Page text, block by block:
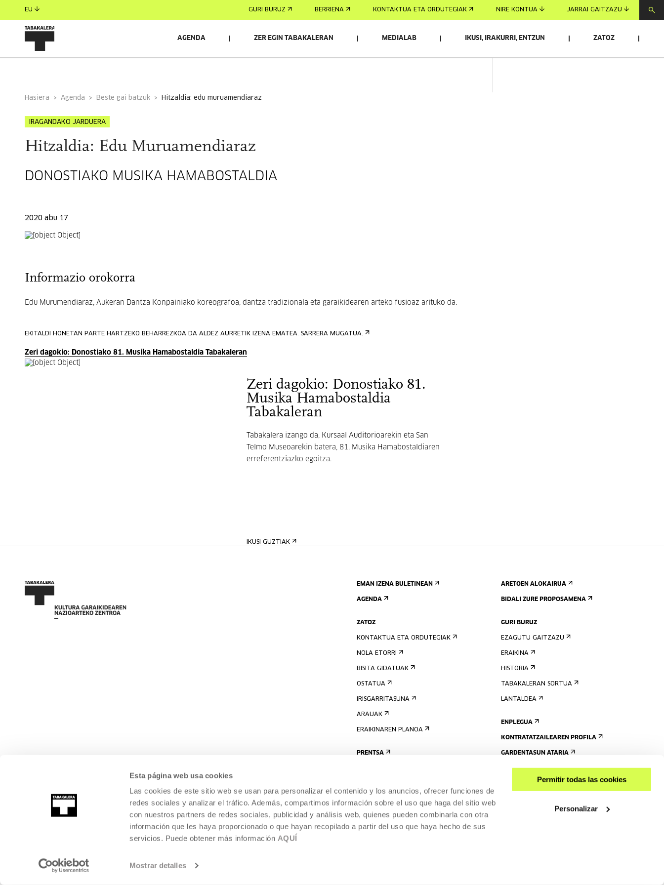
Esta página web usa cookies
Las cookies de este sitio web se usan para personalizar el contenido y los anuncios, ofrecer funciones de
redes sociales y analizar el tráfico. Además, compartimos información sobre el uso que haga del sitio web
con nuestros partners de redes sociales, publicidad y análisis web, quienes pueden combinarla con otra
información que les haya proporcionado o que hayan recopilado a partir del uso que haya hecho de sus
servicios. Puede obtener más información AQUÍ
Mostrar detalles
Permitir todas las cookies
Personalizar
EU GURI BURUZ BERRIENA KONTAKTUA ETA ORDUTEGIAK NIRE KONTUA JARRAI GAITZAZU
AGENDA ZER EGIN TABAKALERAN MEDIALAB IKUSI, IRAKURRI, ENTZUN ZATOZ
Hasiera Agenda Beste gai batzuk hitzaldia: edu muruamendiaraz
IRAGANDAKO JARDUERA
Hitzaldia: Edu Muruamendiaraz
DONOSTIAKO MUSIKA HAMABOSTALDIA
2020 abu 17
Informazio orokorra
Edu Murumendiaraz, Aukeran Dantza Konpainiako koreografoa, dantza tradizionala eta garaikidearen arteko fusioaz arituko da.
EKITALDI HONETAN PARTE HARTZEKO BEHARREZKOA DA ALDEZ AURRETIK IZENA EMATEA. SARRERA MUGATUA.
Zeri dagokio: Donostiako 81. Musika Hamabostaldia Tabakaleran
Zeri dagokio: Donostiako 81.
Musika Hamabostaldia
Tabakaleran
Tabakalera izango da, Kursaal Auditorioarekin eta San
Telmo Museoarekin batera, 81. Musika Hamabostaldiaren
erreferentziazko egoitza.
IKUSI GUZTIAK
EMAN IZENA BULETINEAN
AGENDA
ZATOZ
KONTAKTUA ETA ORDUTEGIAK
NOLA ETORRI
BISITA GIDATUAK
OSTATUA
IRISGARRITASUNA
ARAUAK
ERAIKINAREN PLANOA
PRENTSA
ARETOEN ALOKAIRUA
BIDALI ZURE PROPOSAMENA
GURI BURUZ
EZAGUTU GAITZAZU
ERAIKINA
HISTORIA
TABAKALERAN SORTUA
LANTALDEA
ENPLEGUA
KONTRATATZAILEAREN PROFILA
GARDENTASUN ATARIA
2026 TABAKALERA.
KULTURA GARAIKIDEAREN NAZIOARTEKO ZENTROA,